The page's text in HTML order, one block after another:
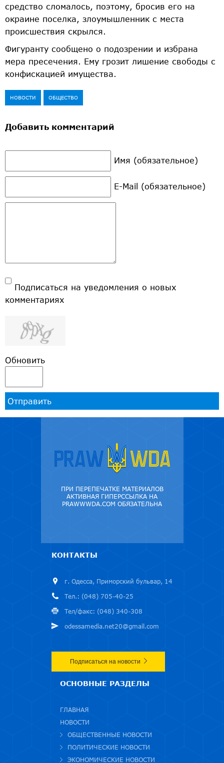
средство сломалось, поэтому, бросив его на
окраине поселка, злоумышленник с места
происшествия скрылся.
Фигуранту сообщено о подозрении и избрана
мера пресечения. Ему грозит лишение свободы с
конфискацией имущества.
НОВОСТИ ОБЩЕСТВО
Добавить комментарий
Имя (обязательное)
E-Mail (обязательное)
Подписаться на уведомления о новых
комментариях
Обновить
Отправить
ПРИ ПЕРЕПЕЧАТКЕ МАТЕРИАЛОВ
АКТИВНАЯ ГИПЕРССЫЛКА НА
PRAWWWDA.COM ОБЯЗАТЕЛЬНА
КОНТАКТЫ
г. Одесса, Приморский бульвар, 14
Тел.: (048) 705-40-25
Тел/факс: (048) 340-308
odessamedia.net20@gmail.com
Подписаться на новости
ОСНОВНЫЕ РАЗДЕЛЫ
ГЛАВНАЯ
НОВОСТИ
ОБЩЕСТВЕННЫЕ НОВОСТИ
ПОЛИТИЧЕСКИЕ НОВОСТИ
ЭКОНОМИЧЕСКИЕ НОВОСТИ